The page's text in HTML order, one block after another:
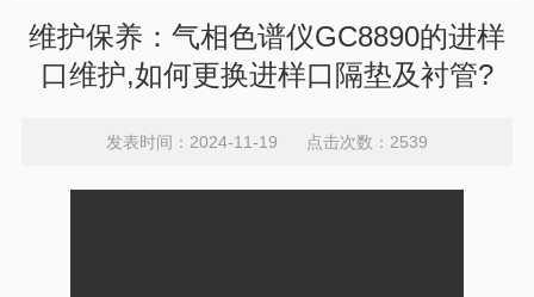
维护保养：气相色谱仪GC8890的进样
口维护,如何更换进样口隔垫及衬管?
发表时间：2024-11-19 点击次数：2539